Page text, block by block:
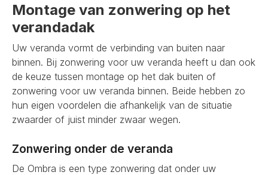
Montage van zonwering op het
verandadak
Uw veranda vormt de verbinding van buiten naar
binnen. Bij zonwering voor uw veranda heeft u dan ook
de keuze tussen montage op het dak buiten of
zonwering voor uw veranda binnen. Beide hebben zo
hun eigen voordelen die afhankelijk van de situatie
zwaarder of juist minder zwaar wegen.
Zonwering onder de veranda
De Ombra is een type zonwering dat onder uw